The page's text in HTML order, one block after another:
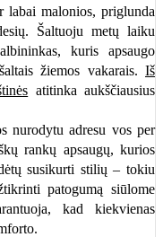
malonios, priglunda
Šaltuoju metų laiku
kuris apsaugo
žiemos vakarais. Iš
atitinka aukščiausius
nurodytu adresu vos per
rankų apsaugų, kurios
susikurti stilių – tokiu
patogumą siūlome
kad kiekvienas